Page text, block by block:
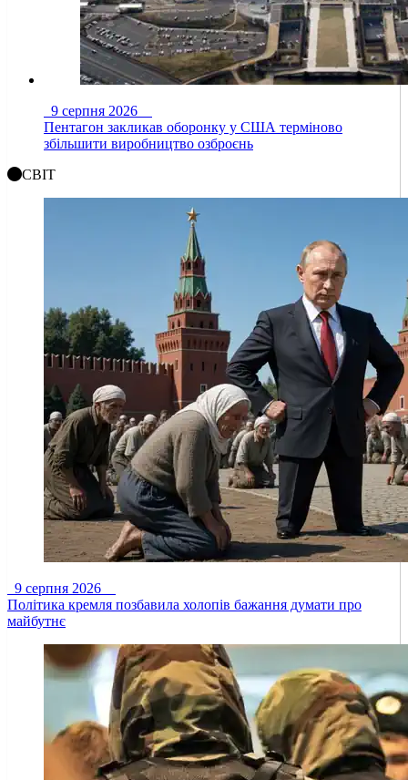
9 серпня 2026
Пентагон закликав оборонку у США терміново
збільшити виробництво озброєнь
СВІТ
9 серпня 2026
Політика кремля позбавила холопів бажання думати про
майбутнє